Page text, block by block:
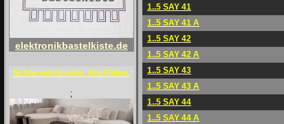
elektronikbastelkiste.de
Schön weich unter den Füßen.
;
1..5 SAY 41
1..5 SAY 41 A
1..5 SAY 42
1..5 SAY 42 A
1..5 SAY 43
1..5 SAY 43 A
1..5 SAY 44
1..5 SAY 44 A